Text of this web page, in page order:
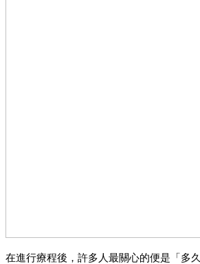
在進行療程後，許多人最關心的便是「多